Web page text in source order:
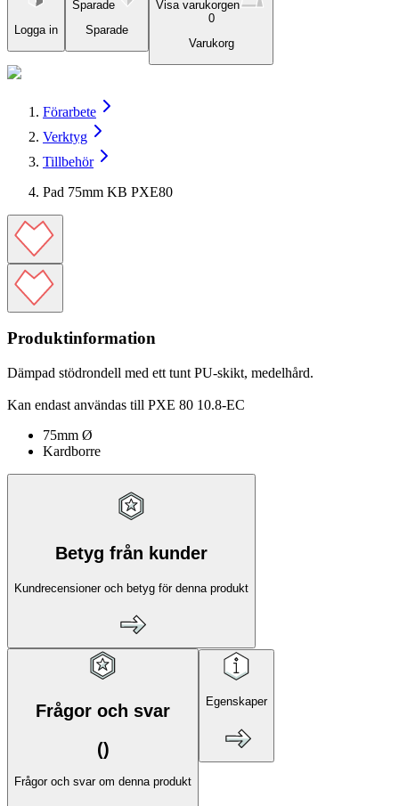
Logga in
Sparade
Sparade
Visa varukorgen
0
Varukorg
Förarbete
Verktyg
Tillbehör
Pad 75mm KB PXE80
Produktinformation
Dämpad stödrondell med ett tunt PU-skikt, medelhård.
Kan endast användas till PXE 80 10.8-EC
75mm Ø
Kardborre
Betyg från kunder
Kundrecensioner och betyg för denna produkt
Frågor och svar
()
Frågor och svar om denna produkt
Egenskaper